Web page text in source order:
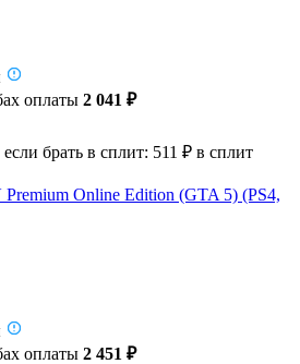
оплаты 2 041 ₽
брать в сплит: 511 ₽ в сплит
Online Edition (GTA 5) (PS4,
оплаты 2 451 ₽